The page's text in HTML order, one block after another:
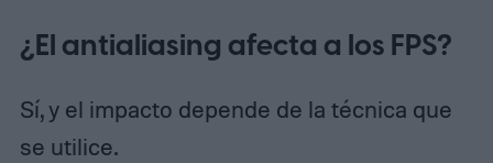
¿El antialiasing afecta a los FPS?
Sí, y el impacto depende de la técnica que
se utilice.